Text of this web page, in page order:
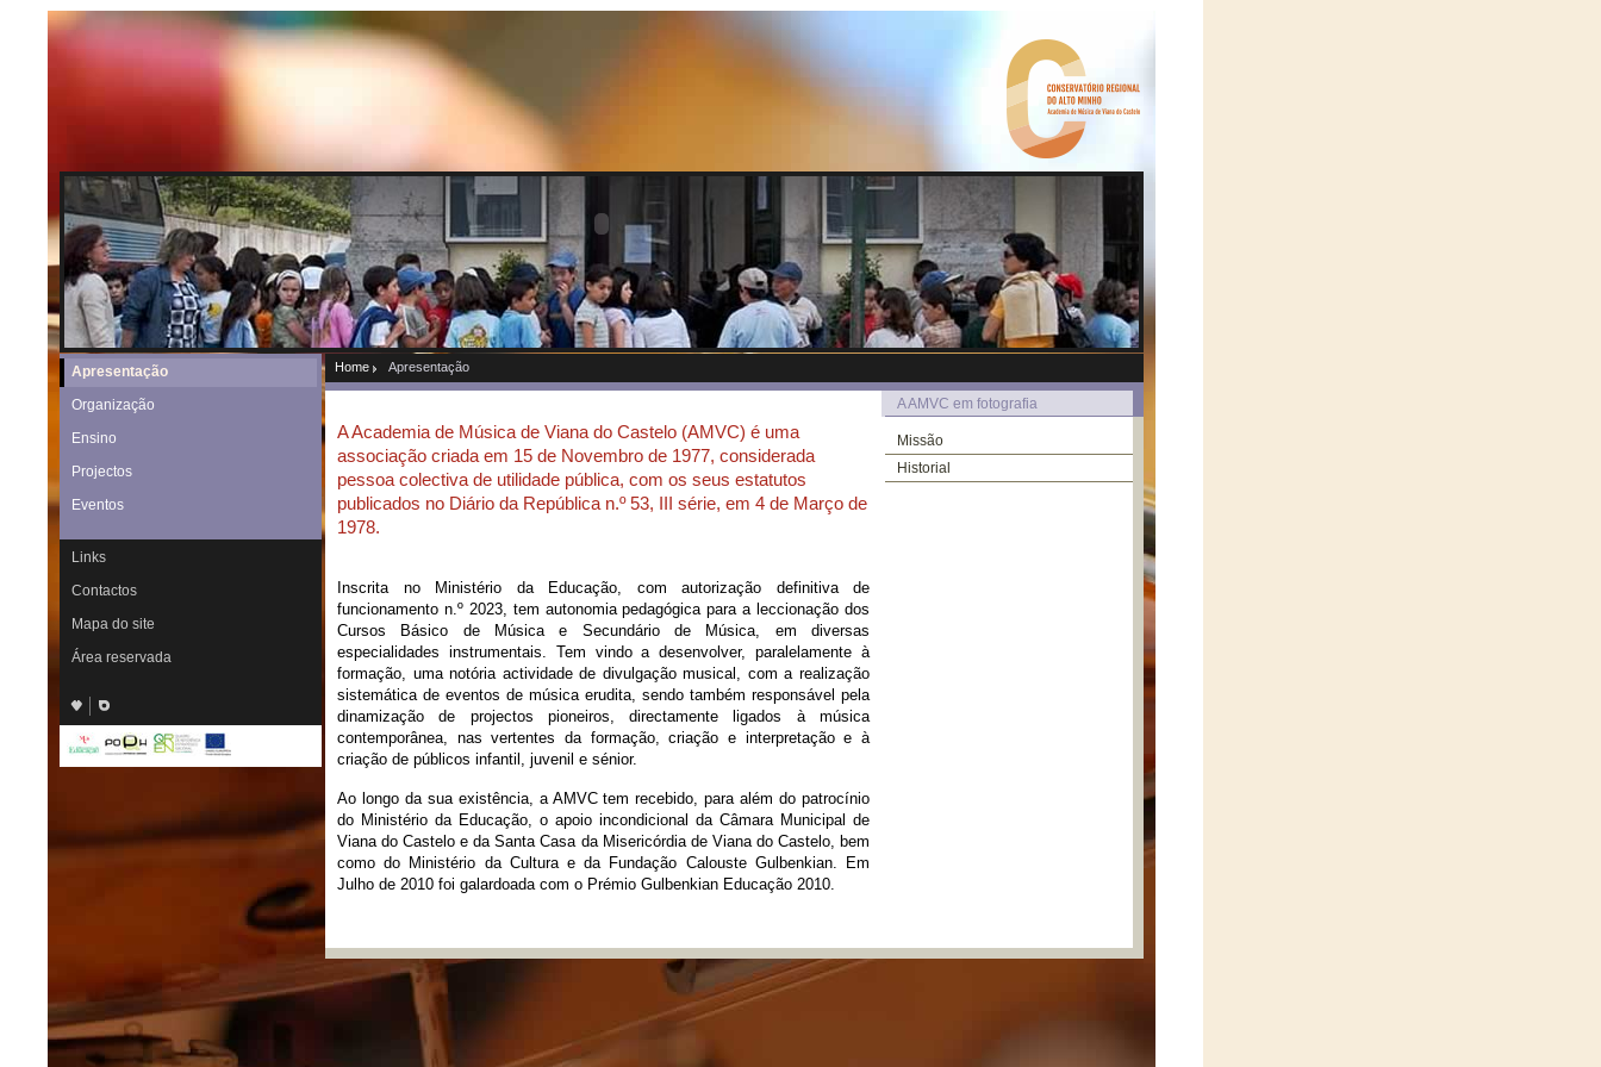
Apresentação
Organização
Ensino
Projectos
Eventos
Links
Contactos
Mapa do site
Área reservada
Home Apresentação
A Academia de Música de Viana do Castelo (AMVC) é uma
associação criada em 15 de Novembro de 1977, considerada
pessoa colectiva de utilidade pública, com os seus estatutos
publicados no Diário da República n.º 53, III série, em 4 de Março de
1978.
Inscrita no Ministério da Educação, com autorização definitiva de
funcionamento n.º 2023, tem autonomia pedagógica para a leccionação dos
Cursos Básico de Música e Secundário de Música, em diversas
especialidades instrumentais. Tem vindo a desenvolver, paralelamente à
formação, uma notória actividade de divulgação musical, com a realização
sistemática de eventos de música erudita, sendo também responsável pela
dinamização de projectos pioneiros, directamente ligados à música
contemporânea, nas vertentes da formação, criação e interpretação e à
criação de públicos infantil, juvenil e sénior.
Ao longo da sua existência, a AMVC tem recebido, para além do patrocínio
do Ministério da Educação, o apoio incondicional da Câmara Municipal de
Viana do Castelo e da Santa Casa da Misericórdia de Viana do Castelo, bem
como do Ministério da Cultura e da Fundação Calouste Gulbenkian. Em
Julho de 2010 foi galardoada com o Prémio Gulbenkian Educação 2010.
A AMVC em fotografia
Missão
Historial